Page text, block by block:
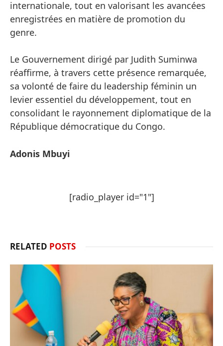
internationale, tout en valorisant les avancées
enregistrées en matière de promotion du
genre.
Le Gouvernement dirigé par Judith Suminwa
réaffirme, à travers cette présence remarquée,
sa volonté de faire du leadership féminin un
levier essentiel du développement, tout en
consolidant le rayonnement diplomatique de la
République démocratique du Congo.
Adonis Mbuyi
[radio_player id="1"]
RELATED POSTS